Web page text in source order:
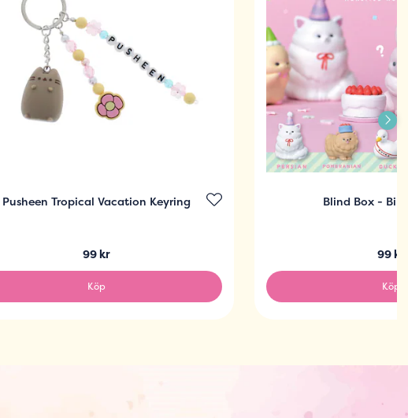
Pusheen Tropical Vacation Keyring
99 kr
Köp
Blind Box -
99 kr
Köp